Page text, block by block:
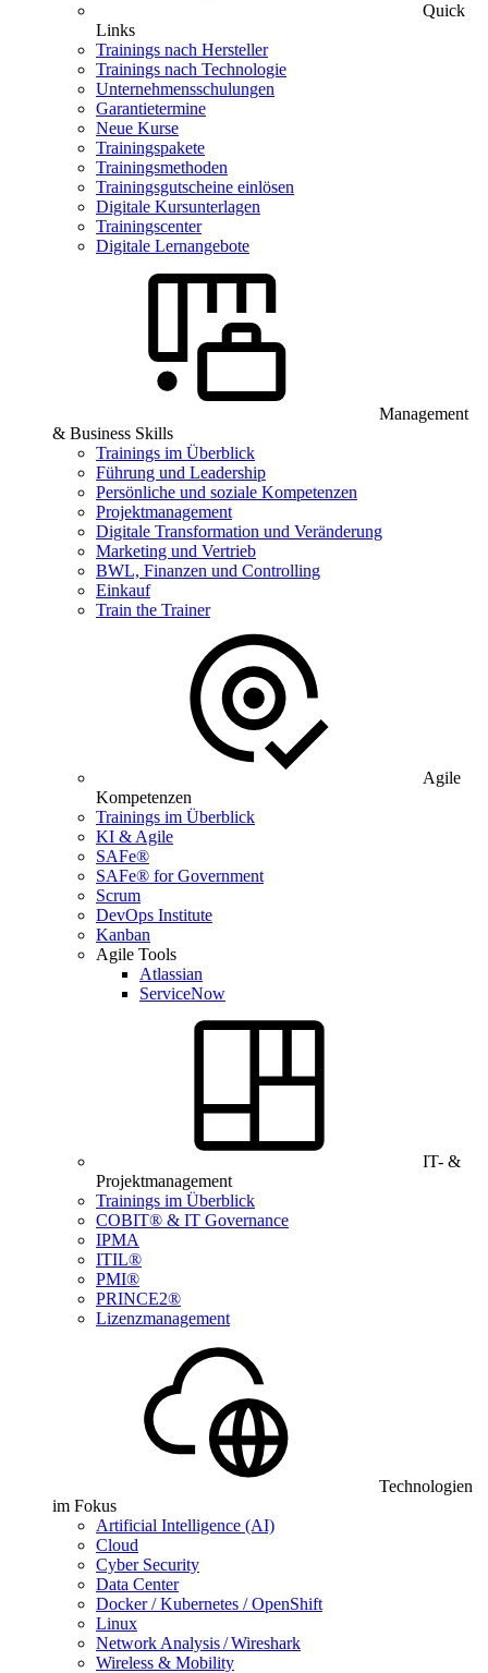
Quick
Links
Trainings nach Hersteller
Trainings nach Technologie
Unternehmensschulungen
Garantietermine
Neue Kurse
Trainingspakete
Trainingsmethoden
Trainingsgutscheine einlösen
Digitale Kursunterlagen
Trainingscenter
Digitale Lernangebote
Management
& Business Skills
Trainings im Überblick
Führung und Leadership
Persönliche und soziale Kompetenzen
Projektmanagement
Digitale Transformation und Veränderung
Marketing und Vertrieb
BWL, Finanzen und Controlling
Einkauf
Train the Trainer
Agile
Kompetenzen
Trainings im Überblick
KI & Agile
SAFe®
SAFe® for Government
Scrum
DevOps Institute
Kanban
Agile Tools
Atlassian
ServiceNow
IT- &
Projektmanagement
Trainings im Überblick
COBIT® & IT Governance
IPMA
ITIL®
PMI®
PRINCE2®
Lizenzmanagement
Technologien
im Fokus
Artificial Intelligence (AI)
Cloud
Cyber Security
Data Center
Docker / Kubernetes / OpenShift
Linux
Network Analysis / Wireshark
Wireless & Mobility